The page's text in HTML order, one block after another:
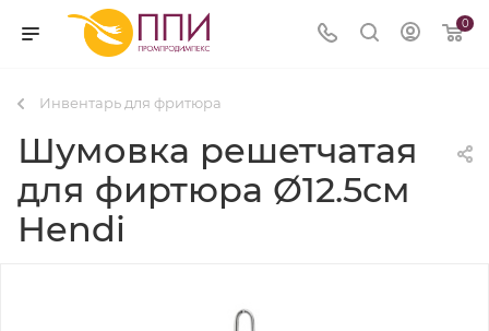
0
Инвентарь для фритюра
Шумовка решетчатая
для фиртюра Ø12.5см
Hendi